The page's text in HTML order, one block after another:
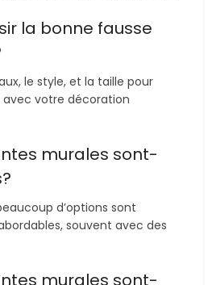
la bonne fausse
le style, et la taille pour
votre décoration
murales sont-
d’options sont
souvent avec des
murales sont-